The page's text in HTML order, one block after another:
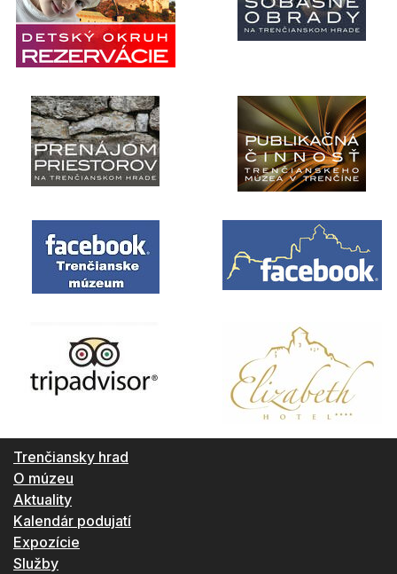
Trenčiansky hrad
O múzeu
Aktuality
Kalendár podujatí
Expozície
Služby